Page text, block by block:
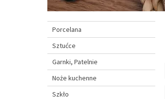
Porcelana
Sztućce
Garnki, Patelnie
Noże kuchenne
Szkło